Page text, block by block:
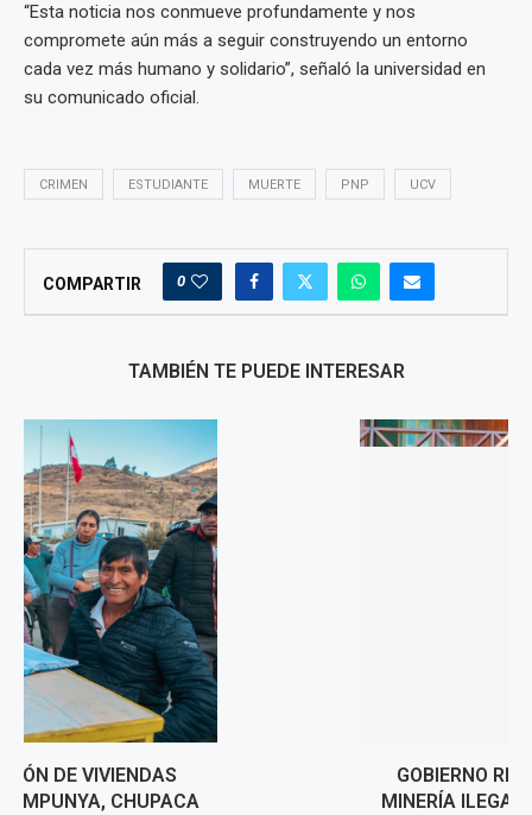
“Esta noticia nos conmueve profundamente y nos
compromete aún más a seguir construyendo un entorno
cada vez más humano y solidario”, señaló la universidad en
su comunicado oficial.
CRIMEN ESTUDIANTE MUERTE PNP UCV
COMPARTIR 0
TAMBIÉN TE PUEDE INTERESAR
GOBIERNO REFORZARÁ ACCIONES CONTRA LA
MINERÍA ILEGAL EN LA AMAZONÍA DESDE LORETO